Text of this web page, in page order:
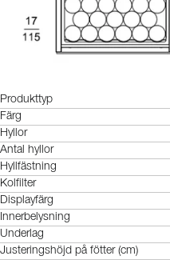
Produkttyp
Färg
Hyllor
Antal hyllor
Hyllfästning
Kolfilter
Displayfärg
Innerbelysning
Underlag
Justeringshöjd på fötter (cm)